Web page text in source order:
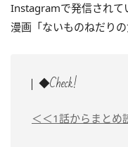
Instagramで発信されて
漫画「ないものねだり
◆Check!
＜＜1話からまとめ